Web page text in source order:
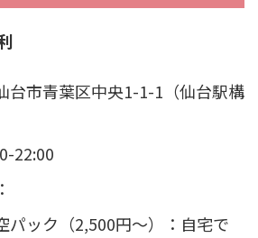
台市青葉区中央1-1-1（仙台駅構
22:00
：
パック（2,500円〜）：自宅で